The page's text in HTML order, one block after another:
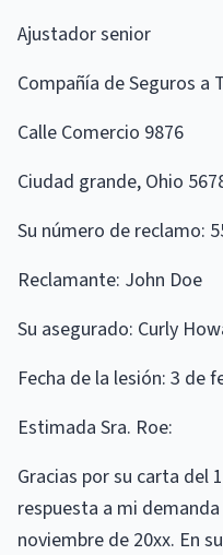
Ajustador senior
Compañía de Seguros a
Calle Comercio 9876
Ciudad grande, Ohio
Su número de reclamo:
Reclamante: John Doe
Su asegurado: Curly
Fecha de la lesión: 3 de
Estimada Sra. Roe:
Gracias por su carta del
respuesta a mi
noviembre de 20xx. En